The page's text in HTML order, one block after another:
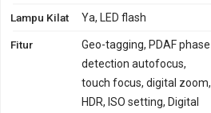
Lampu Kilat Ya, LED flash
Fitur
Geo-tagging, PDAF phase
detection autofocus,
touch focus, digital zoom,
HDR, ISO setting, Digital